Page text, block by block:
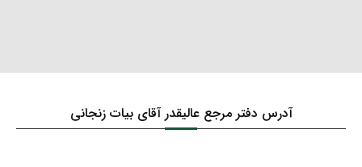
آدرس دفتر مرجع عالیقدر آقای بیات زنجانی